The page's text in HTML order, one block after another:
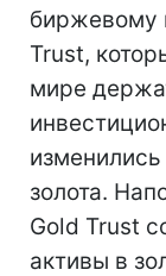
биржевому
Trust,
мире
золота.
Gold Trust
активы в